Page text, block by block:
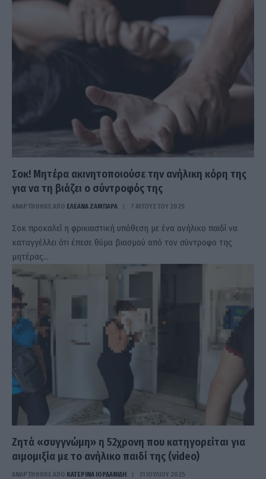
Σοκ! Μητέρα ακινητοποιούσε την ανήλικη κόρη της
για να τη βιάζει ο σύντροφός της
ΑΝΑΡΤΗΘΗΚΕ ΑΠΟ ΕΛΕΑΝΑ ΖΑΜΠΑΡΑ 7 ΑΥΓΟΎΣΤΟΥ 2025
Σοκ προκαλεί η φρικιαστική υπόθεση με ένα ανήλικο παιδί να
καταγγέλλει ότι έπεσε θύμα βιασμού από τον σύντροφο της
μητέρας…
Ζητά «συγγνώμη» η 52χρονη που κατηγορείται για
αιμομιξία με το ανήλικο παιδί της (video)
ΑΝΑΡΤΗΘΗΚΕ ΑΠΟ ΚΑΤΕΡΊΝΑ ΙΟΡΔΑΝΊΔΗ 31 ΙΟΥΛΊΟΥ 2025